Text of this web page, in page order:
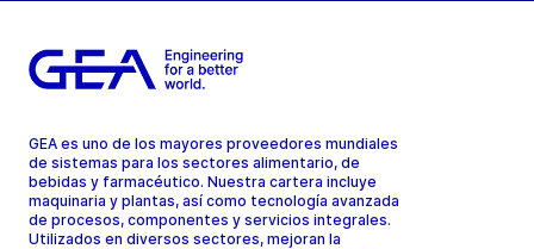
GEA es uno de los mayores proveedores mundiales
de sistemas para los sectores alimentario, de
bebidas y farmacéutico. Nuestra cartera incluye
maquinaria y plantas, así como tecnología avanzada
de procesos, componentes y servicios integrales.
Utilizados en diversos sectores, mejoran la